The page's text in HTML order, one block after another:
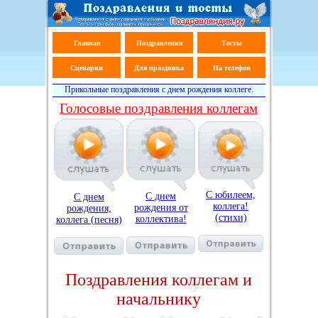
Главная Поздравления Тосты
Сценарии Для праздника На телефон
Прикольные поздравления с днем рождения коллеге.
Голосовые поздравления коллегам
С днем
рождения,
коллега (песня)
С днем
рождения от
коллектива!
С юбилеем,
коллега!
(стихи)
Поздравления коллегам и
начальнику